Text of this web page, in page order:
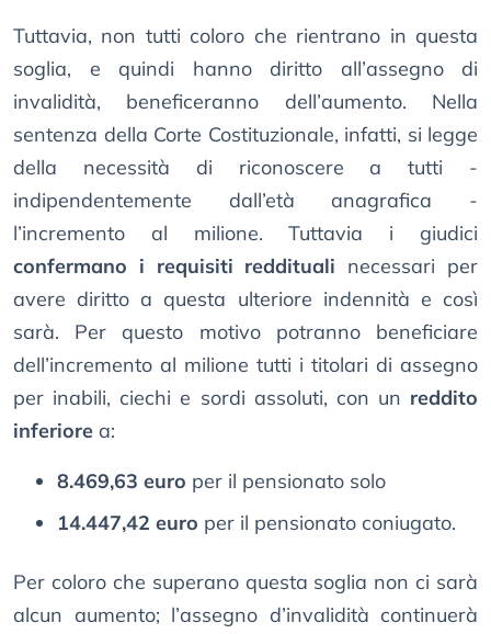
Tuttavia, non tutti coloro che rientrano in questa
soglia, e quindi hanno diritto all’assegno di
invalidità, beneficeranno dell’aumento. Nella
sentenza della Corte Costituzionale, infatti, si legge
della necessità di riconoscere a tutti -
indipendentemente dall’età anagrafica -
l’incremento al milione. Tuttavia i giudici
confermano i requisiti reddituali necessari per
avere diritto a questa ulteriore indennità e così
sarà. Per questo motivo potranno beneficiare
dell’incremento al milione tutti i titolari di assegno
per inabili, ciechi e sordi assoluti, con un reddito
inferiore a:
8.469,63 euro per il pensionato solo
14.447,42 euro per il pensionato coniugato.
Per coloro che superano questa soglia non ci sarà
alcun aumento; l’assegno d’invalidità continuerà